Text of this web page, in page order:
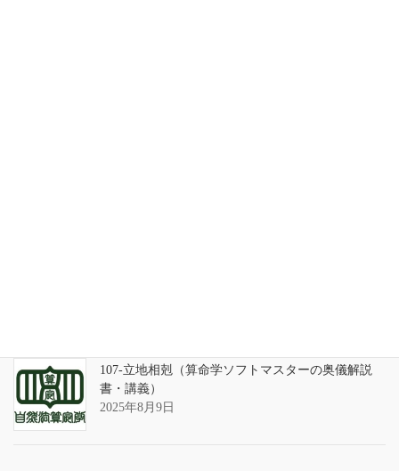
107-立地相剋（算命学ソフトマスターの奥儀解説
書・講義）
2025年8月9日